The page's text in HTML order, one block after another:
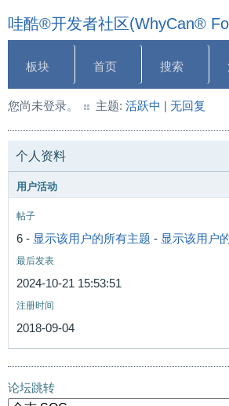
哇酷®开发者社区(WhyCan®
板块 首页 搜索
您尚未登录。 主题: 活跃中 | 无回复
个人资料
用户活动
帖子
6 - 显示该用户的所有主题 - 显示该用户
最后发表
2024-10-21 15:53:51
注册时间
2018-09-04
论坛跳转